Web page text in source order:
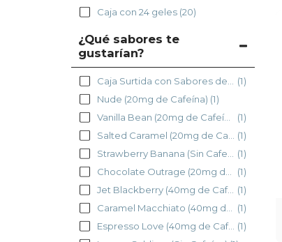
¿Qué sabores te
gustarían?
(1)
Nude (20mg de Cafeína) (1)
Vanilla Bean (20mg de Cafeína)
(1)
(1)
(1)
(1)
Jet Blackberry (40mg de Cafeína)
(1)
(1)
Espresso Love (40mg de Cafeína)
(1)
Caja con 24 geles(20)